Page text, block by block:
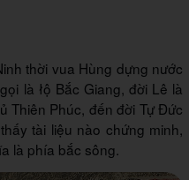
thời vua Hùng dựng nước
là łộ Bắc Giang, đời Lê là
Thiên Phúc, đến đời Tự Đức
tài liệu nào chứng minh,
là phía bắc sông.